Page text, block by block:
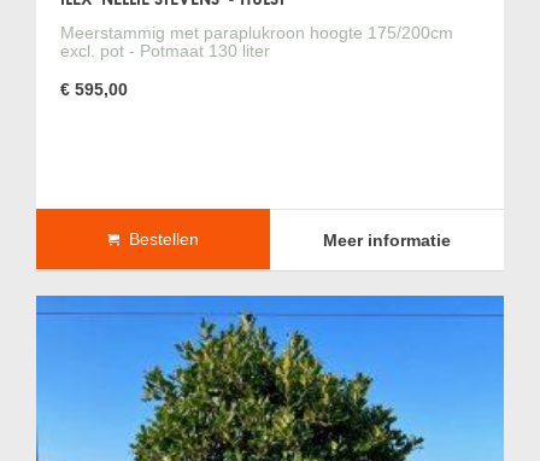
Meerstammig met paraplukroon hoogte 175/200cm
excl. pot - Potmaat 130 liter
€ 595,00
Bestellen Meer informatie